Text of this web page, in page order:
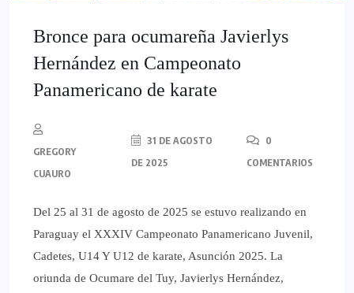
Bronce para ocumareña Javierlys
Hernández en Campeonato
Panamericano de karate
GREGORY
CUAURO
31 DE AGOSTO
DE 2025
0
COMENTARIOS
Del 25 al 31 de agosto de 2025 se estuvo realizando en
Paraguay el XXXIV Campeonato Panamericano Juvenil,
Cadetes, U14 Y U12 de karate, Asunción 2025. La
oriunda de Ocumare del Tuy, Javierlys Hernández,